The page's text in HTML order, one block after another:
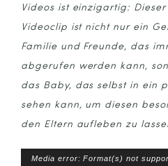
Videos ist einzigartig:
Videoclip ist nicht nur ein
Familie und Freunde, das
abgerufen werden kann,
das Baby, das selbst in ein
sehen kann, um diesen
den Eltern aufleben zu
Video-
Media error: Format(s) not